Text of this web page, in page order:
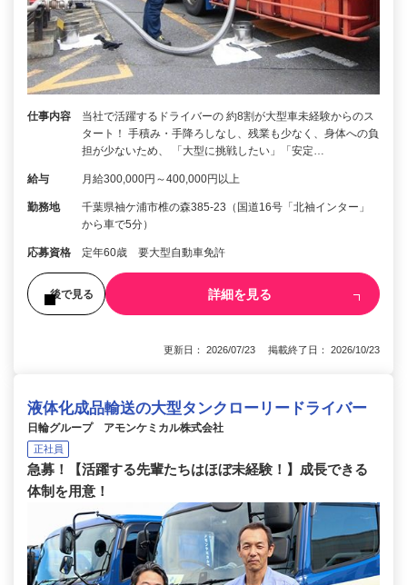
仕事内容
当社で活躍するドライバーの 約8割が大型車未経験からのス
タート！ 手積み・手降ろしなし、残業も少なく、身体への負
担が少ないため、 「大型に挑戦したい」「安定…
給与 月給300,000円～400,000円以上
勤務地
千葉県袖ケ浦市椎の森385-23（国道16号「北袖インター」
から車で5分）
応募資格 定年60歳 要大型自動車免許
後で見る 詳細を見る
更新日： 2026/07/23 掲載終了日： 2026/10/23
液体化成品輸送の大型タンクローリードライバー
日輪グループ アモンケミカル株式会社
正社員
急募！【活躍する先輩たちはほぼ未経験！】成長できる
体制を用意！